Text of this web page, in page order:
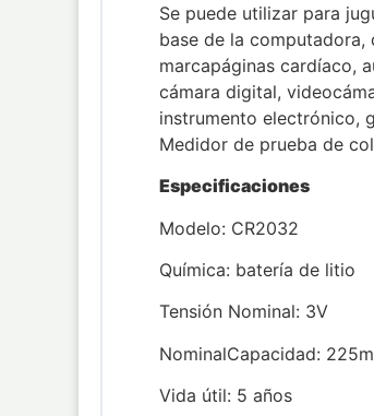
Se puede utilizar para
base de la
marcapáginas cardíaco,
cámara digital,
instrumento electrónico,
Medidor de prueba de
Especificaciones
Modelo: CR2032
Química: batería de litio
Tensión Nominal: 3V
NominalCapacidad:
Vida útil: 5 años